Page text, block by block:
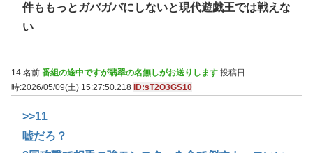
件ももっとガバガバにしないと現代遊戯王では戦えな
い
14 名前:番組の途中ですが翡翠の名無しがお送りします 投稿日
時:2026/05/09(土) 15:27:50.218 ID:sT2O3GS10
>>11
嘘だろ？